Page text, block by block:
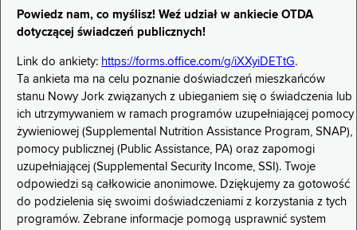
Powiedz nam, co myślisz! Weź udział w ankiecie OTDA
dotyczącej świadczeń publicznych!
Link do ankiety: https://forms.office.com/g/iXXyiDETtG.
Ta ankieta ma na celu poznanie doświadczeń mieszkańców
stanu Nowy Jork związanych z ubieganiem się o świadczenia lub
ich utrzymywaniem w ramach programów uzupełniającej pomocy
żywieniowej (Supplemental Nutrition Assistance Program, SNAP),
pomocy publicznej (Public Assistance, PA) oraz zapomogi
uzupełniającej (Supplemental Security Income, SSI). Twoje
odpowiedzi są całkowicie anonimowe. Dziękujemy za gotowość
do podzielenia się swoimi doświadczeniami z korzystania z tych
programów. Zebrane informacje pomogą usprawnić system